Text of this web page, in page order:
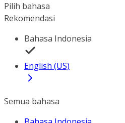
Pilih bahasa
Rekomendasi
Bahasa Indonesia
English (US)
Semua bahasa